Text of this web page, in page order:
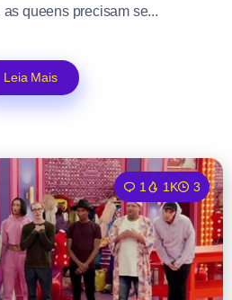
queens precisam se...
Leia Mais
1 1K 3